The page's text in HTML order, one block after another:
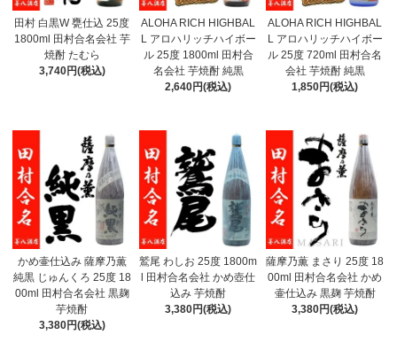
田村 白黒W 甕仕込 25度
1800ml 田村合名会社 芋
焼酎 たむら
3,740円(税込)
ALOHA RICH HIGHBAL
L アロハリッチハイボー
ル 25度 1800ml 田村合
名会社 芋焼酎 純黒
2,640円(税込)
ALOHA RICH HIGHBAL
L アロハリッチハイボー
ル 25度 720ml 田村合名
会社 芋焼酎 純黒
1,850円(税込)
かめ壷仕込み 薩摩乃薫
純黒 じゅんくろ 25度 18
00ml 田村合名会社 黒麹
芋焼酎
3,380円(税込)
鷲尾 わしお 25度 1800m
l 田村合名会社 かめ壺仕
込み 芋焼酎
3,380円(税込)
薩摩乃薫 まさり 25度 18
00ml 田村合名会社 かめ
壷仕込み 黒麹 芋焼酎
3,380円(税込)